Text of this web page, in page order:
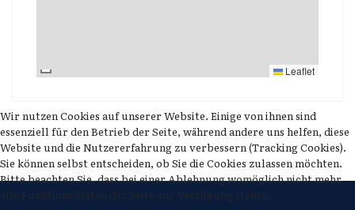
Leaflet
Wir nutzen Cookies auf unserer Website. Einige von ihnen sind
essenziell für den Betrieb der Seite, während andere uns helfen, diese
Website und die Nutzererfahrung zu verbessern (Tracking Cookies).
Sie können selbst entscheiden, ob Sie die Cookies zulassen möchten.
Bitte beachten Sie, dass bei einer Ablehnung womöglich nicht mehr
alle Funktionalitäten der Seite zur Verfügung stehen.